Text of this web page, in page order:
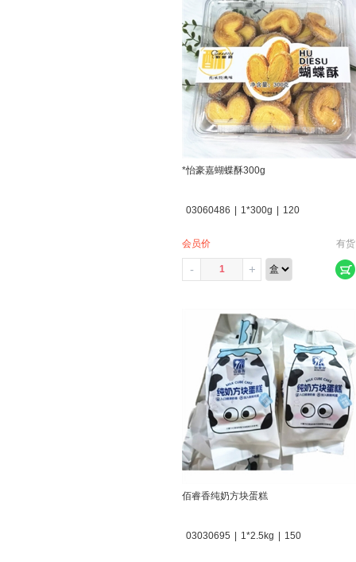
*怡豪嘉蝴蝶酥300g
03060486 | 1*300g | 120
会员价 有货
- +
佰睿香纯奶方块蛋糕
03030695 | 1*2.5kg | 150